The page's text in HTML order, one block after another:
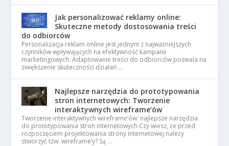
Jak personalizować reklamy online:
Skuteczne metody dostosowania treści
do odbiorców
Personalizacja reklam online jest jednym z najważniejszych
czynników wpływających na efektywność kampanii
marketingowych. Adaptowanie treści do odbiorców pozwala na
zwiększenie skuteczności działań …
Najlepsze narzędzia do prototypowania
stron internetowych: Tworzenie
interaktywnych wireframe’ów
Tworzenie interaktywnych wireframe’ów: najlepsze narzędzia
do prototypowania stron internetowych Czy wiesz, że przed
rozpoczęciem projektowania strony internetowej należy
stworzyć tzw. wireframe’y? Są …